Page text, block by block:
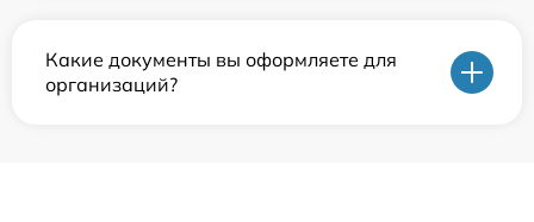
Какие документы вы оформляете для
организаций?